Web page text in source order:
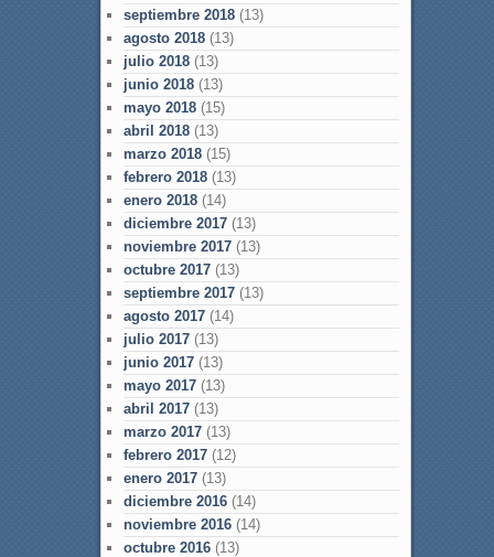
septiembre 2018(13)
agosto 2018(13)
julio 2018(13)
junio 2018(13)
mayo 2018(15)
abril 2018(13)
marzo 2018(15)
febrero 2018(13)
enero 2018(14)
diciembre 2017(13)
noviembre 2017(13)
octubre 2017(13)
septiembre 2017(13)
agosto 2017(14)
julio 2017(13)
junio 2017(13)
mayo 2017(13)
abril 2017(13)
marzo 2017(13)
febrero 2017(12)
enero 2017(13)
diciembre 2016(14)
noviembre 2016(14)
octubre 2016(13)